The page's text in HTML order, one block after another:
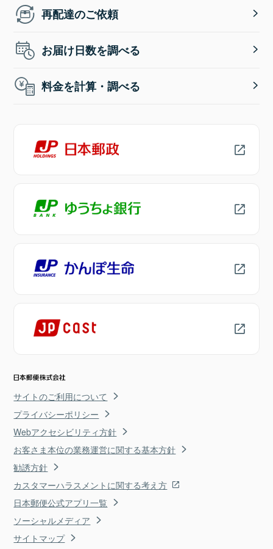
再配達のご依頼
お届け日数を調べる
料金を計算・調べる
サイトのご利用について
プライバシーポリシー
Webアクセシビリティ方針
お客さま本位の業務運営に関する基本方針
勧誘方針
カスタマーハラスメントに関する考え方
日本郵便公式アプリ一覧
ソーシャルメディア
サイトマップ